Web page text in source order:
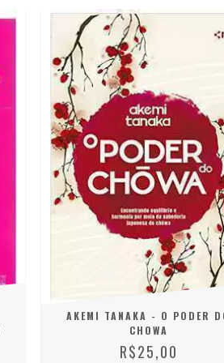
AKEMI TANAKA - O PODER
CHOWA
R$25,00